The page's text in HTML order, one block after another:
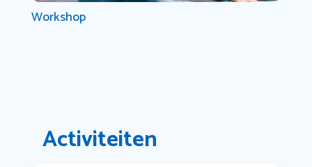
Workshop
Activiteiten